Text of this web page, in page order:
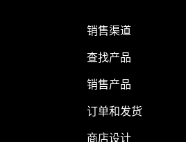
销售渠道
查找产品
销售产品
订单和发货
商店设计